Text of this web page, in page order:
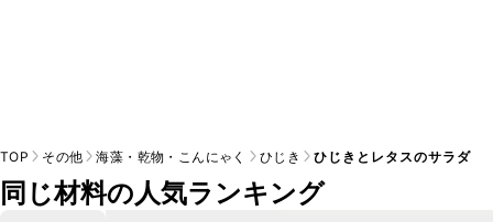
TOP その他 海藻・乾物・こんにゃく ひじき ひじきとレタスのサラダ
同じ材料の人気ランキング